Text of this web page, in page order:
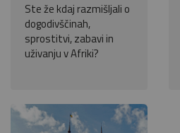
Ste že kdaj razmišljali o
dogodivščinah,
sprostitvi, zabavi in
uživanju v Afriki?